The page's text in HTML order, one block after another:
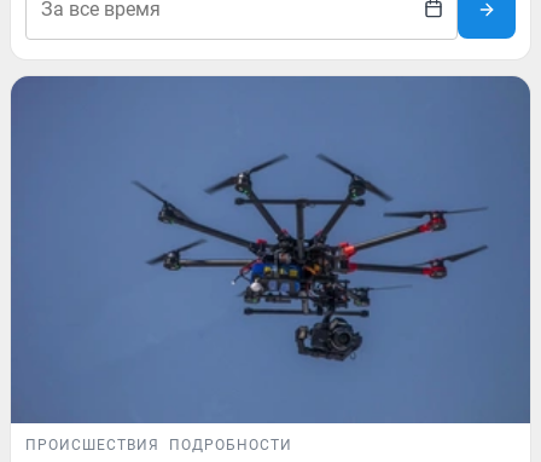
ПРОИСШЕСТВИЯ ПОДРОБНОСТИ